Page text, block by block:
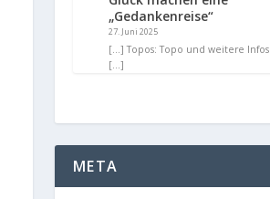
„Gedankenreise“
27. Juni 2025
[…] Topos: Topo und weitere Infos
[…]
META